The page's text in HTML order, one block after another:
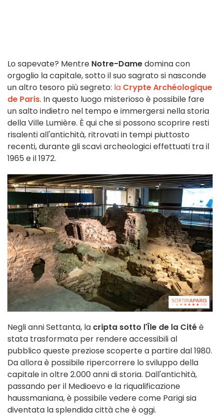
Lo sapevate? Mentre Notre-Damedomina con
orgoglio la capitale, sotto il suo sagrato si nasconde
un altro tesoro più segreto: la Crypte Archéologique
de Paris. In questo luogo misterioso è possibile fare
un salto indietro nel tempo e immergersi nella storia
della Ville Lumière. È qui che si possono scoprire resti
risalenti all'antichità, ritrovati in tempi piuttosto
recenti, durante gli scavi archeologici effettuati tra il
1965 e il 1972.
Negli anni Settanta, la cripta sotto l'Île de la Citéè
stata trasformata per rendere accessibili al
pubblico queste preziose scoperte a partire dal 1980.
Da allora è possibile ripercorrere lo sviluppo della
capitale in oltre 2.000 anni di storia. Dall'antichità,
passando per il Medioevo e la riqualificazione
haussmaniana, è possibile vedere come Parigi sia
diventata la splendida città che è oggi.